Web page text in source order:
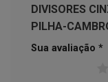
DIVISORES
PILHA-
Sua avaliação *